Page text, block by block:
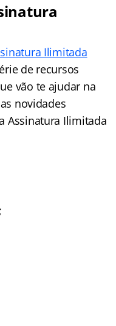
Ilimitada
de recursos
vão te ajudar na
novidades
Assinatura Ilimitada